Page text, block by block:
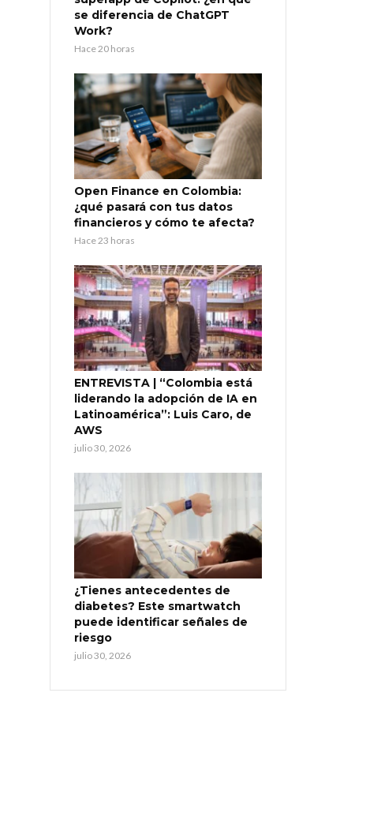
se diferencia de ChatGPT
Work?
Hace 20 horas
Open Finance en Colombia:
¿qué pasará con tus datos
financieros y cómo te afecta?
Hace 23 horas
ENTREVISTA | “Colombia está
liderando la adopción de IA en
Latinoamérica”: Luis Caro, de
AWS
julio 30, 2026
¿Tienes antecedentes de
diabetes? Este smartwatch
puede identificar señales de
riesgo
julio 30, 2026